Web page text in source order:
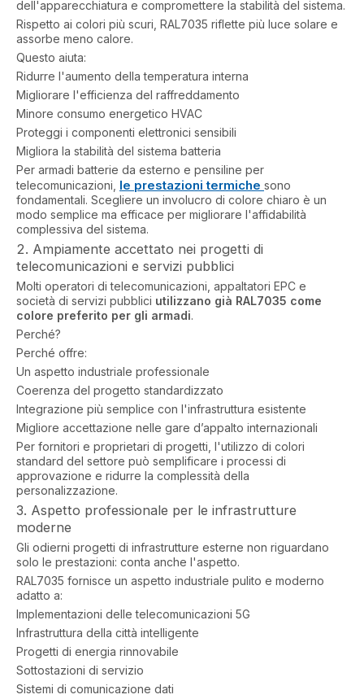
dell'apparecchiatura e compromettere la stabilità del sistema.
Rispetto ai colori più scuri, RAL7035 riflette più luce solare e
assorbe meno calore.
Questo aiuta:
Ridurre l'aumento della temperatura interna
Migliorare l'efficienza del raffreddamento
Minore consumo energetico HVAC
Proteggi i componenti elettronici sensibili
Migliora la stabilità del sistema batteria
Per armadi batterie da esterno e pensiline per
telecomunicazioni, le prestazioni termiche sono
fondamentali. Scegliere un involucro di colore chiaro è un
modo semplice ma efficace per migliorare l'affidabilità
complessiva del sistema.
2. Ampiamente accettato nei progetti di
telecomunicazioni e servizi pubblici
Molti operatori di telecomunicazioni, appaltatori EPC e
società di servizi pubblici utilizzano già RAL7035 come
colore preferito per gli armadi.
Perché?
Perché offre:
Un aspetto industriale professionale
Coerenza del progetto standardizzato
Integrazione più semplice con l'infrastruttura esistente
Migliore accettazione nelle gare d’appalto internazionali
Per fornitori e proprietari di progetti, l'utilizzo di colori
standard del settore può semplificare i processi di
approvazione e ridurre la complessità della
personalizzazione.
3. Aspetto professionale per le infrastrutture
moderne
Gli odierni progetti di infrastrutture esterne non riguardano
solo le prestazioni: conta anche l'aspetto.
RAL7035 fornisce un aspetto industriale pulito e moderno
adatto a:
Implementazioni delle telecomunicazioni 5G
Infrastruttura della città intelligente
Progetti di energia rinnovabile
Sottostazioni di servizio
Sistemi di comunicazione dati